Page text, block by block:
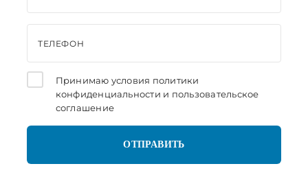
ТЕЛЕФОН
Принимаю условия политики
конфиденциальности и пользовательское
соглашение